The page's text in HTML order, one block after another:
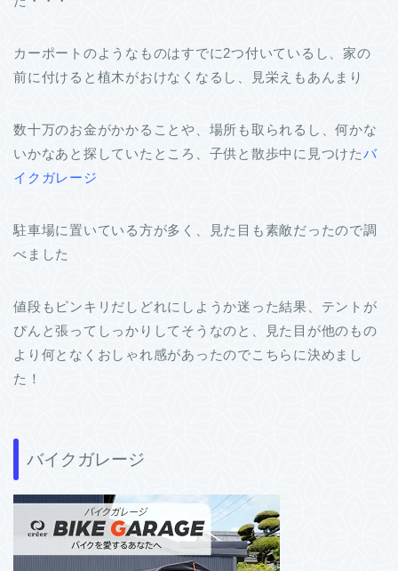
カーポートのようなものはすでに2つ付いているし、家の
前に付けると植木がおけなくなるし、見栄えもあんまり
数十万のお金がかかることや、場所も取られるし、何かな
いかなあと探していたところ、子供と散歩中に見つけたバ
イクガレージ
駐車場に置いている方が多く、見た目も素敵だったので調
べました
値段もピンキリだしどれにしようか迷った結果、テントが
ぴんと張ってしっかりしてそうなのと、見た目が他のもの
より何となくおしゃれ感があったのでこちらに決めまし
た！
バイクガレージ